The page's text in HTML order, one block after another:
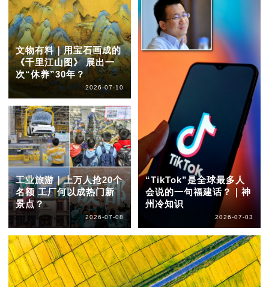
文物有料｜用宝石画成的
《千里江山图》 展出一
次“休养”30年？
2026-07-10
工业旅游｜上万人抢20个
名额 工厂何以成热门新
景点？
2026-07-08
“TikTok”是全球最多人
会说的一句福建话？｜神
州冷知识
2026-07-03